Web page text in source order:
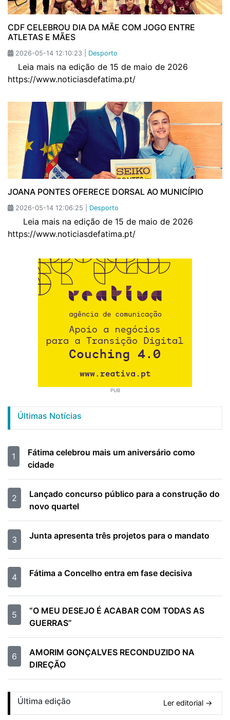
CDF CELEBROU DIA DA MÃE COM JOGO ENTRE
ATLETAS E MÃES
2026-05-14 12:10:23 | Desporto
Leia mais na edição de 15 de maio de 2026
https://www.noticiasdefatima.pt/
JOANA PONTES OFERECE DORSAL AO MUNICÍPIO
2026-05-14 12:06:25 | Desporto
Leia mais na edição de 15 de maio de 2026
https://www.noticiasdefatima.pt/
PUB
Últimas Notícias
1
Fátima celebrou mais um aniversário como
cidade
2
Lançado concurso público para a construção do
novo quartel
3 Junta apresenta três projetos para o mandato
4 Fátima a Concelho entra em fase decisiva
5
“O MEU DESEJO É ACABAR COM TODAS AS
GUERRAS”
6
AMORIM GONÇALVES RECONDUZIDO NA
DIREÇÃO
Última edição Ler editorial →